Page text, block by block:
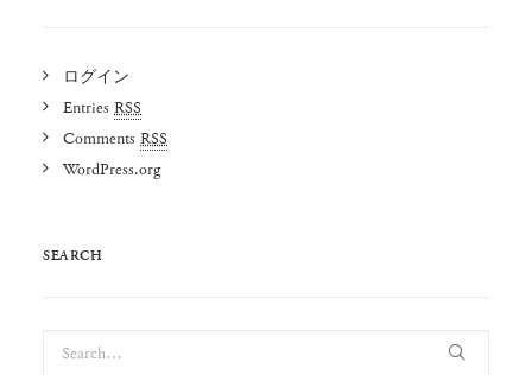
ログイン
Entries RSS
Comments RSS
WordPress.org
SEARCH